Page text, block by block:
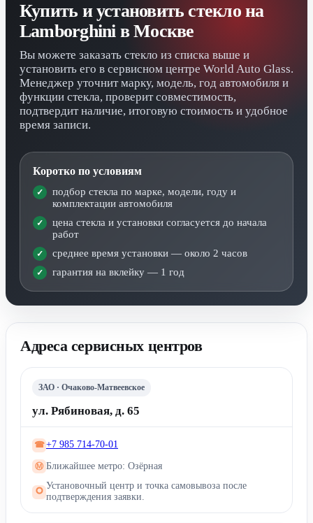
Купить и установить стекло на
Lamborghini в Москве
Вы можете заказать стекло из списка выше и
установить его в сервисном центре World Auto Glass.
Менеджер уточнит марку, модель, год автомобиля и
функции стекла, проверит совместимость,
подтвердит наличие, итоговую стоимость и удобное
время записи.
Коротко по условиям
подбор стекла по марке, модели, году и
комплектации автомобиля
цена стекла и установки согласуется до начала
работ
среднее время установки — около 2 часов
гарантия на вклейку — 1 год
Адреса сервисных центров
ЗАО · Очаково-Матвеевское
ул. Рябиновая, д. 65
☎+7 985 714-70-01
Ⓜ Ближайшее метро: Озёрная
🞅 Установочный центр и точка самовывоза после
подтверждения заявки.